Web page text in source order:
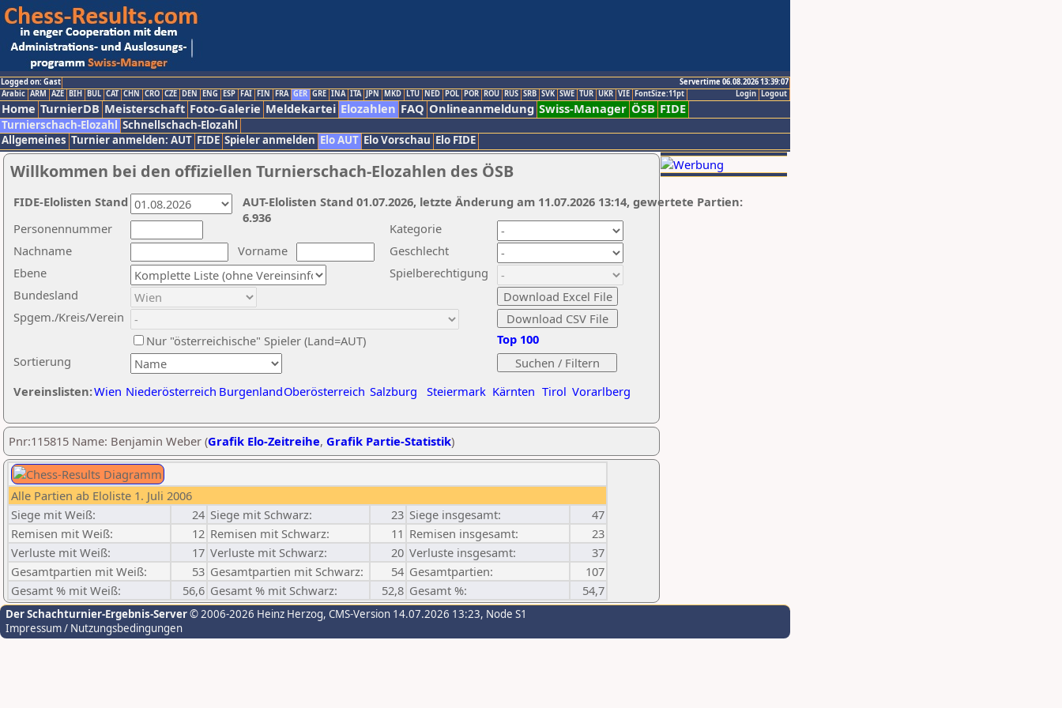
Logged on: Gast
Servertime 06.08.2026 13:39:07
Logout
Login
Arabic ARM AZE BIH BUL CAT CHN CRO CZE DEN ENG ESP FAI FIN FRA GER GRE INA ITA JPN MKD LTU NED POL POR ROU RUS SRB SVK SWE TUR UKR VIE FontSize:11pt
Home TurnierDB Meisterschaft Foto-Galerie Meldekartei Elozahlen FAQ Onlineanmeldung Swiss-Manager ÖSB FIDE
Turnierschach-Elozahl Schnellschach-Elozahl
Allgemeines Turnier anmelden: AUT FIDE Spieler anmelden Elo AUT Elo Vorschau Elo FIDE
Willkommen bei den offiziellen Turnierschach-Elozahlen des ÖSB
Nachname
Vorname
Ebene
Kategorie
Sortierung
Personennummer
Bundesland
Spgem./Kreis/Verein
Geschlecht
Nur "österreichische" Spieler (Land=AUT)
Spielberechtigung
Vereinslisten:Wien Niederösterreich BurgenlandOberösterreich Salzburg Steiermark Kärnten Tirol Vorarlberg
Top 100
AUT-Elolisten Stand 01.07.2026, letzte Änderung am 11.07.2026 13:14, gewertete Partien:
6.936
FIDE-Elolisten Stand
Pnr:115815 Name: Benjamin Weber (Grafik Elo-Zeitreihe, Grafik Partie-Statistik)
Alle Partien ab Eloliste 1. Juli 2006
Siege mit Weiß:
24 Siege mit Schwarz: 23 Siege insgesamt:
47
Remisen mit Weiß:
12 Remisen mit Schwarz: 11 Remisen insgesamt:
23
Verluste mit Weiß:
17 Verluste mit Schwarz: 20 Verluste insgesamt:
37
Gesamtpartien mit Weiß:
53 Gesamtpartien mit Schwarz: 54 Gesamtpartien:
107
Gesamt % mit Weiß:
56,6 Gesamt % mit Schwarz: 52,8 Gesamt %: 54,7
Der Schachturnier-Ergebnis-Server© 2006-2026 Heinz Herzog, CMS-Version 14.07.2026 13:23, Node S1
Impressum / Nutzungsbedingungen